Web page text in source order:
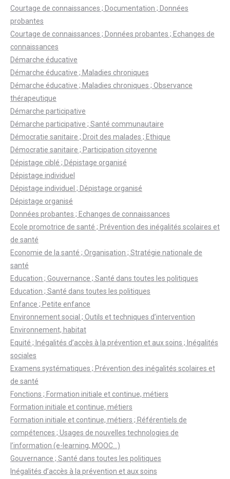
Courtage de connaissances ; Documentation ; Données
probantes
Courtage de connaissances ; Données probantes ; Echanges de
connaissances
Démarche éducative
Démarche éducative ; Maladies chroniques
Démarche éducative ; Maladies chroniques ; Observance
thérapeutique
Démarche participative
Démarche participative ; Santé communautaire
Démocratie sanitaire ; Droit des malades ; Ethique
Démocratie sanitaire ; Participation citoyenne
Dépistage ciblé ; Dépistage organisé
Dépistage individuel
Dépistage individuel ; Dépistage organisé
Dépistage organisé
Données probantes ; Echanges de connaissances
Ecole promotrice de santé ; Prévention des inégalités scolaires et
de santé
Economie de la santé ; Organisation ; Stratégie nationale de
santé
Education ; Gouvernance ; Santé dans toutes les politiques
Education ; Santé dans toutes les politiques
Enfance ; Petite enfance
Environnement social ; Outils et techniques d’intervention
Environnement, habitat
Equité ; Inégalités d’accès à la prévention et aux soins ; Inégalités
sociales
Examens systématiques ; Prévention des inégalités scolaires et
de santé
Fonctions ; Formation initiale et continue, métiers
Formation initiale et continue, métiers
Formation initiale et continue, métiers ; Référentiels de
compétences ; Usages de nouvelles technologies de
l’information (e-learning, MOOC…)
Gouvernance ; Santé dans toutes les politiques
Inégalités d’accès à la prévention et aux soins